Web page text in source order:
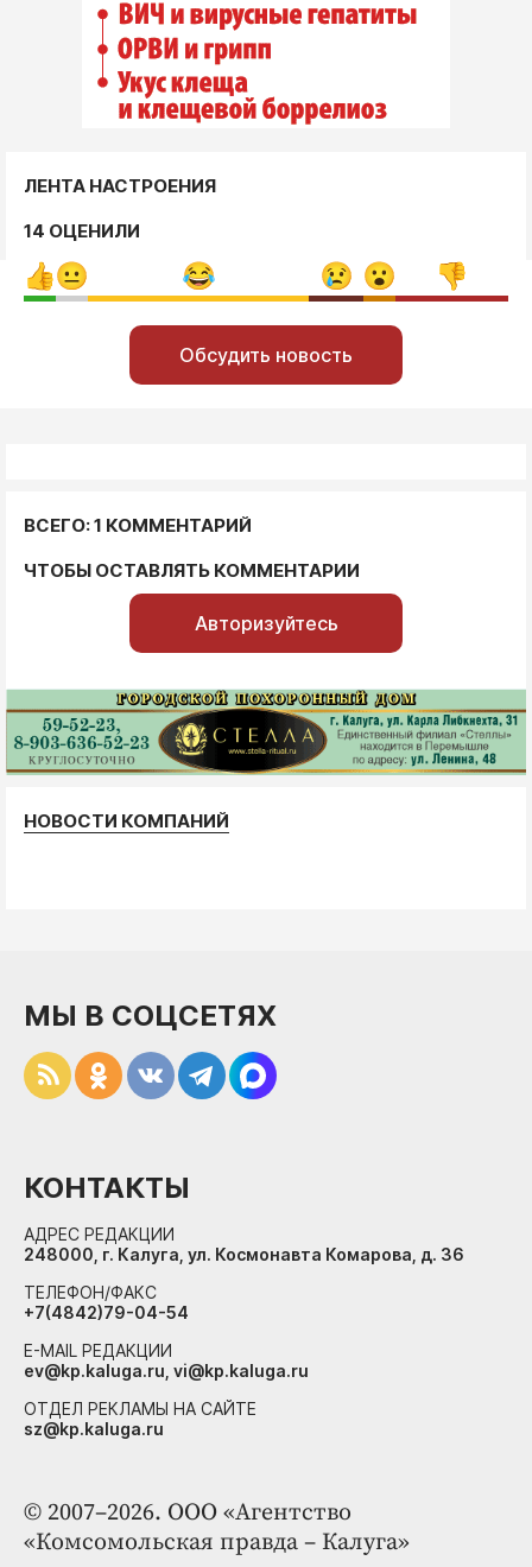
ЛЕНТА НАСТРОЕНИЯ
14 ОЦЕНИЛИ
Обсудить новость
ВСЕГО: 1 КОММЕНТАРИЙ
ЧТОБЫ ОСТАВЛЯТЬ КОММЕНТАРИИ
Авторизуйтесь
НОВОСТИ КОМПАНИЙ
© 2007–2026. ООО «Агентство
«Комсомольская правда – Калуга»
МЫ В СОЦСЕТЯХ
КОНТАКТЫ
АДРЕС РЕДАКЦИИ
248000, г. Калуга, ул. Космонавта Комарова, д. 36
ТЕЛЕФОН/ФАКС
+7(4842)79-04-54
E-MAIL РЕДАКЦИИ
ev@kp.kaluga.ru, vi@kp.kaluga.ru
ОТДЕЛ РЕКЛАМЫ НА САЙТЕ
sz@kp.kaluga.ru